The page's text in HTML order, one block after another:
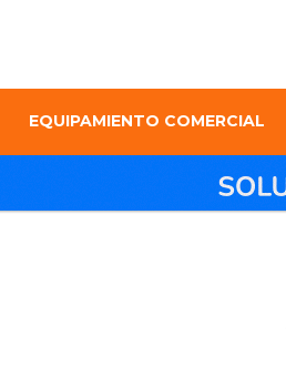
EQUIPAMIENTO COMERCIAL